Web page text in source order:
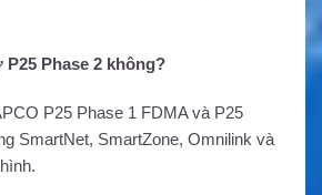
Phase 2 không?
P25 Phase 1 FDMA và P25
SmartNet, SmartZone, Omnilink và